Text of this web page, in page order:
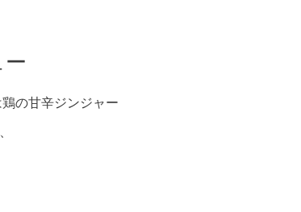
ー
の甘辛ジンジャー